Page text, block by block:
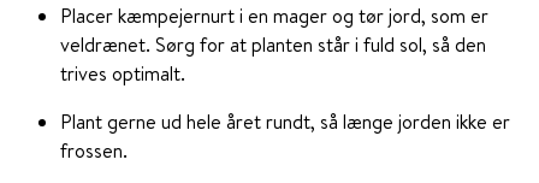
Placer kæmpejernurt i en mager og tør jord, som er
veldrænet. Sørg for at planten står i fuld sol, så den
trives optimalt.
Plant gerne ud hele året rundt, så længe jorden ikke er
frossen.